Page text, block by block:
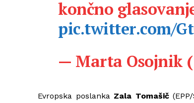
končno
pic.twitter.com/
— Marta Osojnik
Evropska poslanka Zala Tomašič(EPP/